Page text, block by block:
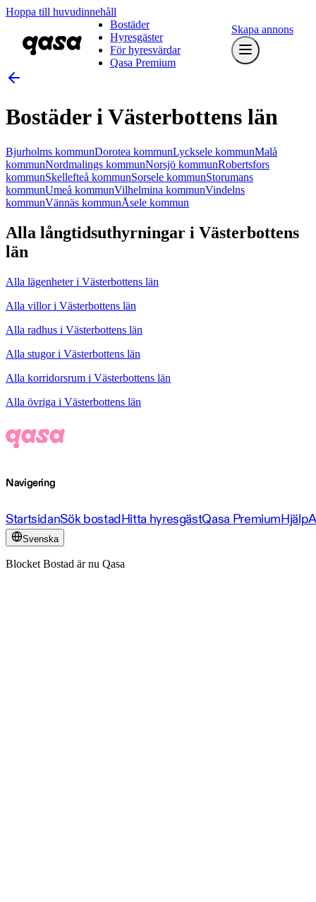
Hoppa till huvudinnehåll
Bostäder
Hyresgäster
För hyresvärdar
Qasa Premium
Skapa annons
Bostäder i Västerbottens län
Bjurholms kommunDorotea kommunLycksele kommunMalå
kommunNordmalings kommunNorsjö kommunRobertsfors
kommunSkellefteå kommunSorsele kommunStorumans
kommunUmeå kommunVilhelmina kommunVindelns
kommunVännäs kommunÅsele kommun
Alla långtidsuthyrningar i Västerbottens
län
Alla lägenheter i Västerbottens län
Alla villor i Västerbottens län
Alla radhus i Västerbottens län
Alla stugor i Västerbottens län
Alla korridorsrum i Västerbottens län
Alla övriga i Västerbottens län
Navigering
StartsidanSök bostadHitta hyresgästQasa PremiumHjälp
Svenska
Blocket Bostad är nu Qasa